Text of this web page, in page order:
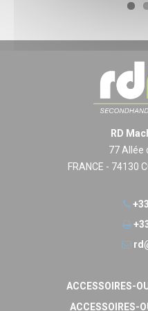
RD
77 Allée
FRANCE - 74130
ACCESSOIRES-
ACCESSOIRES-